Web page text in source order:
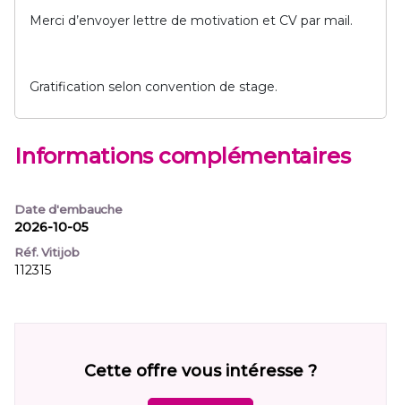
Merci d’envoyer lettre de motivation et CV par mail.
Gratification selon convention de stage.
Informations complémentaires
Date d'embauche
2026-10-05
Réf. Vitijob
112315
Cette offre vous intéresse ?